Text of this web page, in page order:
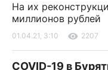
На их
миллионов рублей
01.04.21, 3:10 2207
COVID-19 в